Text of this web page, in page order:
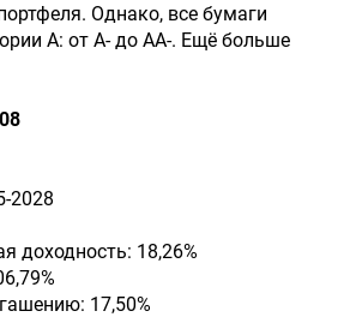
Однако, все бумаги
А: от А- до АА-. Ещё больше
2028
доходность: 18,26%
17,50%